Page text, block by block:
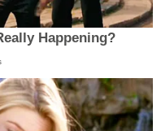
Happening?